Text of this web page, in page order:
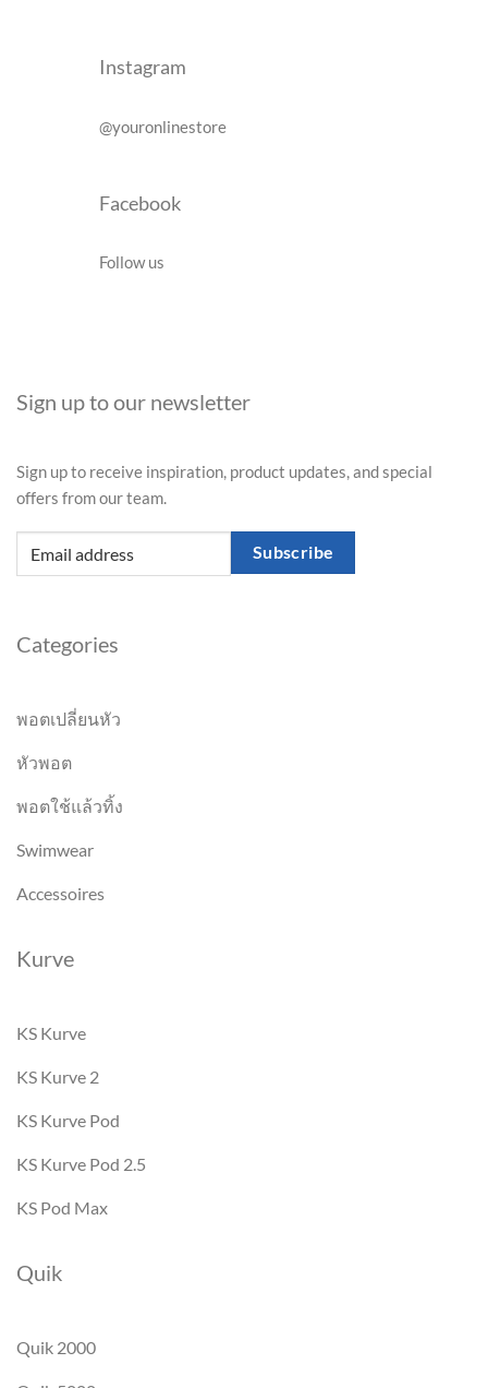
Instagram
@youronlinestore
Facebook
Follow us
Categories
พอตเปลี่ยนหัว
หัวพอต
พอตใช้แล้วทิ้ง
Swimwear
Accessoires
Kurve
KS Kurve
KS Kurve 2
KS Kurve Pod
KS Kurve Pod 2.5
KS Pod Max
Quik
Quik 2000
Sign up to our newsletter
Sign up to receive inspiration, product updates, and special
offers from our team.
Subscribe